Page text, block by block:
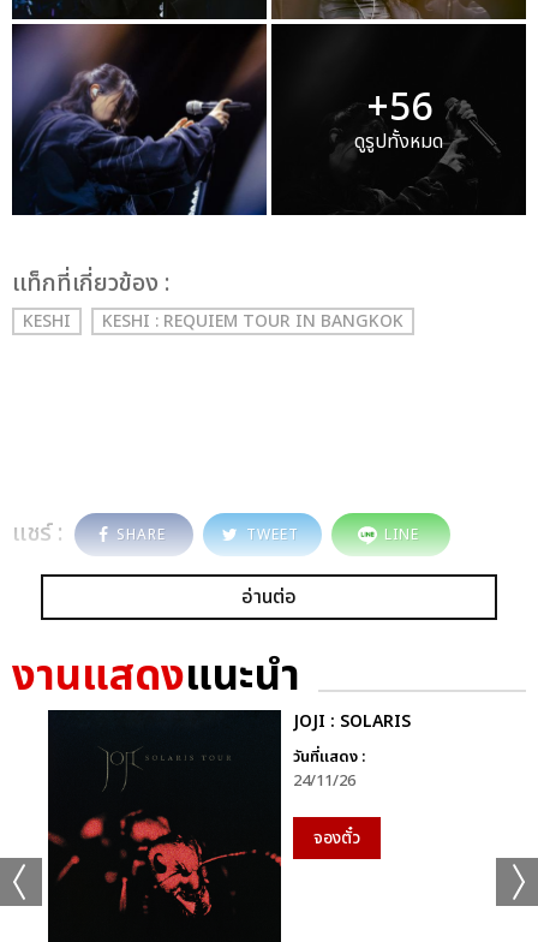
+56
ดูรูปทั้งหมด
เเท็กที่เกี่ยวข้อง :
KESHI KESHI : REQUIEM TOUR IN BANGKOK
แชร์ : SHARE TWEET LINE
อ่านต่อ
งานแสดงแนะนำ
JOJI : SOLARIS
วันที่แสดง :
24/11/26
จองตั๋ว